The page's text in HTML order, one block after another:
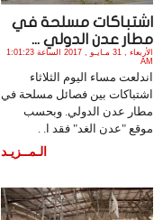
اشتباكات مسلحة في
مطار عدن الدولي ...
الأربعاء , 31 مـايـو , 2017 الساعة 1:01:23
AM
اندلعت مساء اليوم الثلاثاء
اشتباكات بين فصائل مسلحة في
مطار عدن الدولي. وبحسب
موقع "عدن الغد" فقد ا. .
الـمــزيـد